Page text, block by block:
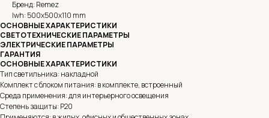
Бренд: Remez
lwh: 500x500x110 mm
ОСНОВНЫЕ ХАРАКТЕРИСТИКИ
СВЕТОТЕХНИЧЕСКИЕ ПАРАМЕТРЫ
ЭЛЕКТРИЧЕСКИЕ ПАРАМЕТРЫ
ГАРАНТИЯ
ОСНОВНЫЕ ХАРАКТЕРИСТИКИ
Тип светильника: накладной
Комплект с блоком питания: в комплекте, встроенный
Среда применения: для интерьерного освещения
Степень защиты: P20